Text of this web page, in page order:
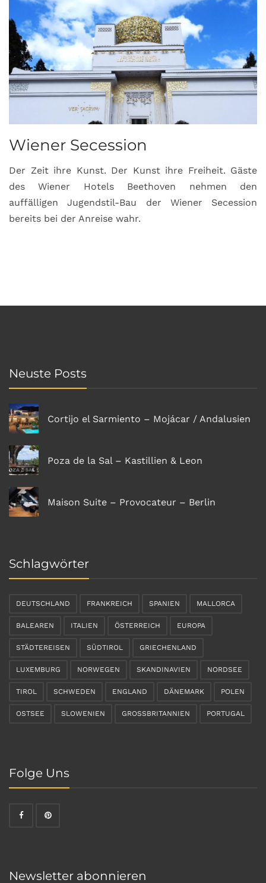
Wiener Secession
Der Zeit ihre Kunst. Der Kunst ihre Freiheit. Gäste
des Wiener Hotels Beethoven nehmen den
auffälligen Jugendstil-Bau der Wiener Secession
bereits bei der Anreise wahr.
Neuste Posts
Cortijo el Sarmiento – Mojácar / Andalusien
Poza de la Sal – Kastillien & Leon
Maison Suite – Provocateur – Berlin
Schlagwörter
DEUTSCHLAND FRANKREICH SPANIEN MALLORCA
BALEAREN ITALIEN ÖSTERREICH EUROPA
STÄDTEREISEN SÜDTIROL GRIECHENLAND
LUXEMBURG NORWEGEN SKANDINAVIEN NORDSEE
TIROL SCHWEDEN ENGLAND DÄNEMARK POLEN
OSTSEE SLOWENIEN GROSSBRITANNIEN PORTUGAL
Folge Uns
Newsletter abonnieren